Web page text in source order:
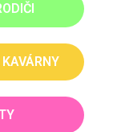
KAVÁRNY